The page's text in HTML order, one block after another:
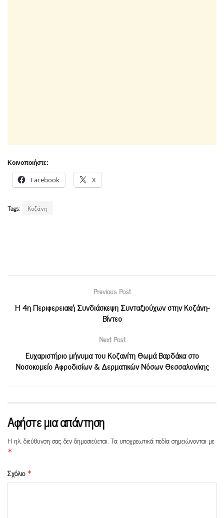
Κοινοποιήστε:
Facebook X
Tags: Κοζάνη
Previous Post
H 4η Περιφερειακή Συνδιάσκεψη Συνταξιούχων στην Κοζάνη-
Βίντεο
Next Post
Ευχαριστήριο μήνυμα του Κοζανίτη Θωμά Βαρδάκα στο
Νοσοκομείο Αφροδισίων & Δερματικών Νόσων Θεσσαλονίκης
Αφήστε μια απάντηση
Η ηλ. διεύθυνση σας δεν δημοσιεύεται. Τα υποχρεωτικά πεδία σημειώνονται με
*
Σχόλιο *